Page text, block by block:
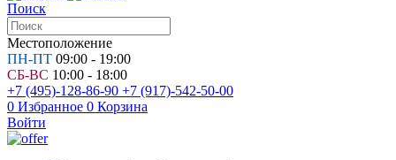
Поиск
Местоположение
ПН-ПТ 09:00 - 19:00
СБ-ВС 10:00 - 18:00
+7 (495)-128-86-90 +7 (917)-542-50-00
0 Избранное 0 Корзина
Войти